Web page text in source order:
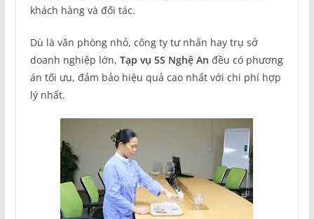
khách hàng và đối tác.
Dù là văn phòng nhỏ, công ty tư nhân hay trụ sở
doanh nghiệp lớn, Tạp vụ 5S Nghệ An đều có phương
án tối ưu, đảm bảo hiệu quả cao nhất với chi phí hợp
lý nhất.